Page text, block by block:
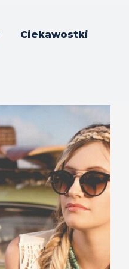
Ciekawostki